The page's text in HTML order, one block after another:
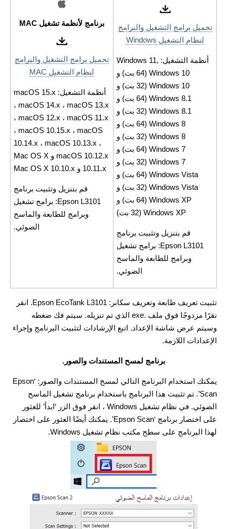
تحميل برامج التشغيل والبرامج
لنظام التشغيل Windows
أنظمة التشغيل: Windows 11,
Windows 10 (64 بت) و
Windows 10 (32 بت) و
Windows 8.1 (64 بت) و
Windows 8.1 (32 بت) و
Windows 8 (64 بت) و
Windows 8 (32 بت) و
Windows 7 (64 بت) و
Windows 7 (32 بت) و
Windows Vista (64 بت) و
Windows Vista (32 بت) و
Windows XP (64 بت) و
Windows XP (32 بت)
قم بتنزيل وتثبيت برنامج
Epson L3101: برامج تشغيل
وبرامج للطابعة والماسح
الضوئي.
برنامج لأنظمة تشغيل MAC
تحميل برامج التشغيل والبرامج
لنظام التشغيل MAC
أنظمة التشغيل: macOS 15.x
، macOS 14.x ، macOS 13.x
، macOS 12.x ، macOS 11.x
، macOS 10.15.x ، macOS
10.14.x ، macOS 10.13.x ،
macOS 10.12.x و Mac OS X
10.11.x و Mac OS X 10.10.x
قم بتنزيل وتثبيت برنامج
Epson L3101: برامج تشغيل
وبرامج للطابعة والماسح
الضوئي.
تثبيت تعريف طابعة وتعريف سكانر: Epson EcoTank L3101. انقر
نقرًا مزدوجًا فوق ملف .exe الذي تم تنزيله. سيتم فك ضغطه
وسيتم عرض شاشة الإعداد. اتبع الإرشادات لتثبيت البرنامج وإجراء
الإعدادات اللازمة.
برنامج لمسح المستندات والصور.
يمكنك استخدام البرنامج التالي لمسح المستندات والصور: ‘Epson
Scan’. تم تثبيت هذا البرنامج باستخدام برنامج تشغيل الماسح
الضوئي. في نظام تشغيل Windows ، انقر فوق الزر ‘ابدأ’ للعثور
على اختصار برنامج ‘Epson Scan’. يمكنك أيضًا العثور على اختصار
لهذا البرنامج على سطح مكتب نظام تشغيل Windows.